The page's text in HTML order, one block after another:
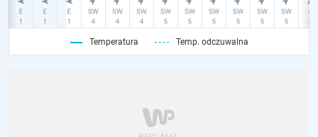
Temperatura Temp. odczuwalna